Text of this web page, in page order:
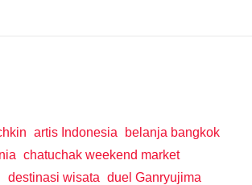
artis Indonesia
belanja bangkok
chatuchak weekend market
destinasi wisata duel Ganryujima